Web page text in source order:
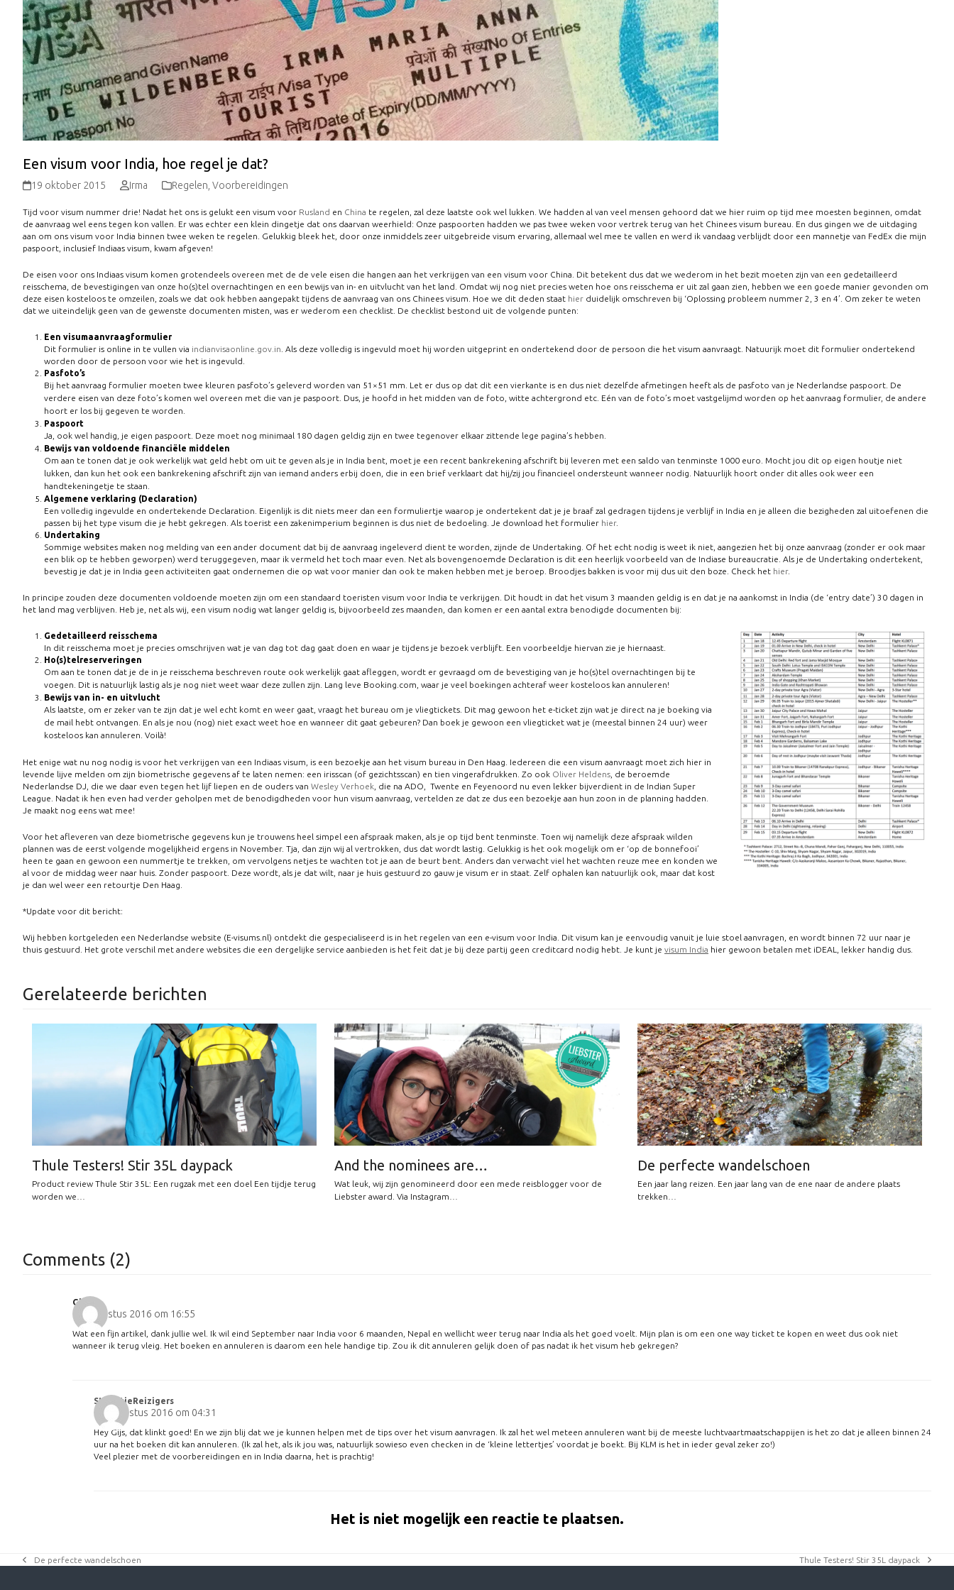
Een visum voor India, hoe regel je dat?
19 oktober 2015 Irma Regelen Voorbereidingen
Tijd voor visum nummer drie! Nadat het ons is gelukt een visum voor Rusland en China te regelen, zal deze laatste ook wel lukken. We hadden al van veel mensen gehoord dat we hier ruim op tijd mee moesten beginnen, omdat
de aanvraag wel eens tegen kon vallen. Er was echter een klein dingetje dat ons daarvan weerhield: Onze paspoorten hadden we pas twee weken voor vertrek terug van het Chinees visum bureau. En dus gingen we de uitdaging
aan om ons visum voor India binnen twee weken te regelen. Gelukkig bleek het, door onze inmiddels zeer uitgebreide visum ervaring, allemaal wel mee te vallen en werd ik vandaag verblijdt door een mannetje van FedEx die mijn
paspoort, inclusief Indiaas visum, kwam afgeven!
De eisen voor ons Indiaas visum komen grotendeels overeen met de de vele eisen die hangen aan het verkrijgen van een visum voor China. Dit betekent dus dat we wederom in het bezit moeten zijn van een gedetailleerd
reisschema, de bevestigingen van onze ho(s)tel overnachtingen en een bewijs van in- en uitvlucht van het land. Omdat wij nog niet precies weten hoe ons reisschema er uit zal gaan zien, hebben we een goede manier gevonden om
deze eisen kosteloos te omzeilen, zoals we dat ook hebben aangepakt tijdens de aanvraag van ons Chinees visum. Hoe we dit deden staat hier duidelijk omschreven bij ‘Oplossing probleem nummer 2, 3 en 4’. Om zeker te weten
dat we uiteindelijk geen van de gewenste documenten misten, was er wederom een checklist. De checklist bestond uit de volgende punten:
Een visumaanvraagformulier
Dit formulier is online in te vullen via indianvisaonline.gov.in . Als deze volledig is ingevuld moet hij worden uitgeprint en ondertekend door de persoon die het visum aanvraagt. Natuurijk moet dit formulier ondertekend
worden door de persoon voor wie het is ingevuld.
Pasfoto’s
Bij het aanvraag formulier moeten twee kleuren pasfoto’s geleverd worden van 51×51 mm. Let er dus op dat dit een vierkante is en dus niet dezelfde afmetingen heeft als de pasfoto van je Nederlandse paspoort. De
verdere eisen van deze foto’s komen wel overeen met die van je paspoort. Dus, je hoofd in het midden van de foto, witte achtergrond etc. Eén van de foto’s moet vastgelijmd worden op het aanvraag formulier, de andere
hoort er los bij gegeven te worden.
Paspoort
Ja, ook wel handig, je eigen paspoort. Deze moet nog minimaal 180 dagen geldig zijn en twee tegenover elkaar zittende lege pagina’s hebben.
Bewijs van voldoende financiële middelen
Om aan te tonen dat je ook werkelijk wat geld hebt om uit te geven als je in India bent, moet je een recent bankrekening afschrift bij leveren met een saldo van tenminste 1000 euro. Mocht jou dit op eigen houtje niet
lukken, dan kun het ook een bankrekening afschrift zijn van iemand anders erbij doen, die in een brief verklaart dat hij/zij jou financieel ondersteunt wanneer nodig. Natuurlijk hoort onder dit alles ook weer een
handtekeningetje te staan.
Algemene verklaring (Declaration)
Een volledig ingevulde en ondertekende Declaration. Eigenlijk is dit niets meer dan een formuliertje waarop je ondertekent dat je je braaf zal gedragen tijdens je verblijf in India en je alleen die bezigheden zal uitoefenen die
passen bij het type visum die je hebt gekregen. Als toerist een zakenimperium beginnen is dus niet de bedoeling. Je download het formulier hier.
Undertaking
Sommige websites maken nog melding van een ander document dat bij de aanvraag ingeleverd dient te worden, zijnde de Undertaking. Of het echt nodig is weet ik niet, aangezien het bij onze aanvraag (zonder er ook maar
een blik op te hebben geworpen) werd teruggegeven, maar ik vermeld het toch maar even. Net als bovengenoemde Declaration is dit een heerlijk voorbeeld van de Indiase bureaucratie. Als je de Undertaking ondertekent,
bevestig je dat je in India geen activiteiten gaat ondernemen die op wat voor manier dan ook te maken hebben met je beroep. Broodjes bakken is voor mij dus uit den boze. Check het hier.
In principe zouden deze documenten voldoende moeten zijn om een standaard toeristen visum voor India te verkrijgen. Dit houdt in dat het visum 3 maanden geldig is en dat je na aankomst in India (de ‘entry date’) 30 dagen in
het land mag verblijven. Heb je, net als wij, een visum nodig wat langer geldig is, bijvoorbeeld zes maanden, dan komen er een aantal extra benodigde documenten bij:
Gedetailleerd reisschema
In dit reisschema moet je precies omschrijven wat je van dag tot dag gaat doen en waar je tijdens je bezoek verblijft. Een voorbeeldje hiervan zie je hiernaast.
Ho(s)telreserveringen
Om aan te tonen dat je de in je reisschema beschreven route ook werkelijk gaat afleggen, wordt er gevraagd om de bevestiging van je ho(s)tel overnachtingen bij te
voegen. Dit is natuurlijk lastig als je nog niet weet waar deze zullen zijn. Lang leve Booking.com, waar je veel boekingen achteraf weer kosteloos kan annuleren!
Bewijs van in- en uitvlucht
Als laatste, om er zeker van te zijn dat je wel echt komt en weer gaat, vraagt het bureau om je vliegtickets. Dit mag gewoon het e-ticket zijn wat je direct na je boeking via
de mail hebt ontvangen. En als je nou (nog) niet exact weet hoe en wanneer dit gaat gebeuren? Dan boek je gewoon een vliegticket wat je (meestal binnen 24 uur) weer
kosteloos kan annuleren. Voilà!
Het enige wat nu nog nodig is voor het verkrijgen van een Indiaas visum, is een bezoekje aan het visum bureau in Den Haag. Iedereen die een visum aanvraagt moet zich hier in
levende lijve melden om zijn biometrische gegevens af te laten nemen: een irisscan (of gezichtsscan) en tien vingerafdrukken. Zo ook Oliver Heldens , de beroemde
Nederlandse DJ, die we daar even tegen het lijf liepen en de ouders van Wesley Verhoek , die na ADO, Twente en Feyenoord nu even lekker bijverdient in de Indian Super
League. Nadat ik hen even had verder geholpen met de benodigdheden voor hun visum aanvraag, vertelden ze dat ze dus een bezoekje aan hun zoon in de planning hadden.
Je maakt nog eens wat mee!
Voor het afleveren van deze biometrische gegevens kun je trouwens heel simpel een afspraak maken, als je op tijd bent tenminste. Toen wij namelijk deze afspraak wilden
plannen was de eerst volgende mogelijkheid ergens in November. Tja, dan zijn wij al vertrokken, dus dat wordt lastig. Gelukkig is het ook mogelijk om er ‘op de bonnefooi’
heen te gaan en gewoon een nummertje te trekken, om vervolgens netjes te wachten tot je aan de beurt bent. Anders dan verwacht viel het wachten reuze mee en konden we
al voor de middag weer naar huis. Zonder paspoort. Deze wordt, als je dat wilt, naar je huis gestuurd zo gauw je visum er in staat. Zelf ophalen kan natuurlijk ook, maar dat kost
je dan wel weer een retourtje Den Haag.
*Update voor dit bericht:
Wij hebben kortgeleden een Nederlandse website (E-visums.nl) ontdekt die gespecialiseerd is in het regelen van een e-visum voor India. Dit visum kan je eenvoudig vanuit je luie stoel aanvragen, en wordt binnen 72 uur naar je
thuis gestuurd. Het grote verschil met andere websites die een dergelijke service aanbieden is het feit dat je bij deze partij geen creditcard nodig hebt. Je kunt je visum India hier gewoon betalen met iDEAL, lekker handig dus.
Gerelateerde berichten
Thule Testers! Stir 35L daypack
Product review Thule Stir 35L: Een rugzak met een doel Een tijdje terug
worden we…
And the nominees are…
Wat leuk, wij zijn genomineerd door een mede reisblogger voor de
Liebster award. Via Instagram…
De perfecte wandelschoen
Een jaar lang reizen. Een jaar lang van de ene naar de andere plaats
trekken…
Comments (2)
Gijs
11 augustus 2016 om 16:55
Wat een fijn artikel, dank jullie wel. Ik wil eind September naar India voor 6 maanden, Nepal en wellicht weer terug naar India als het goed voelt. Mijn plan is om een one way ticket te kopen en weet dus ook niet
wanneer ik terug vleig. Het boeken en annuleren is daarom een hele handige tip. Zou ik dit annuleren gelijk doen of pas nadat ik het visum heb gekregen?
StelletjeReizigers
12 augustus 2016 om 04:31
Hey Gijs, dat klinkt goed! En we zijn blij dat we je kunnen helpen met de tips over het visum aanvragen. Ik zal het wel meteen annuleren want bij de meeste luchtvaartmaatschappijen is het zo dat je alleen binnen 24
uur na het boeken dit kan annuleren. (Ik zal het, als ik jou was, natuurlijk sowieso even checken in de ‘kleine lettertjes’ voordat je boekt. Bij KLM is het in ieder geval zeker zo!)
Veel plezier met de voorbereidingen en in India daarna, het is prachtig!
Het is niet mogelijk een reactie te plaatsen.
De perfecte wandelschoen Thule Testers! Stir 35L daypack